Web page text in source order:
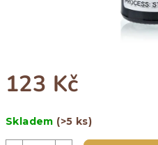
123 Kč
cena:
Skladem (>5 ks)